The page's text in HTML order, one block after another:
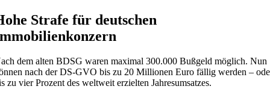
Strafe für deutschen
dem alten BDSG waren maximal 300.000 Bußgeld möglich. Nun
nach der DS-GVO bis zu 20 Millionen Euro fällig werden –
zu vier Prozent des weltweit erzielten Jahresumsatzes.